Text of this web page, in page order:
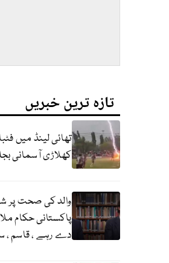
تازہ ترین خبریں
تھائی لینڈ میں
کھلاڑی آسمانی
والد کی صحت پر
پاکستانی حکام
دے رہے ، قاسم ،